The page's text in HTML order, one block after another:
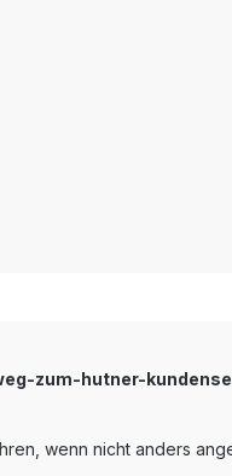
zum-hutner-
wenn nicht anders